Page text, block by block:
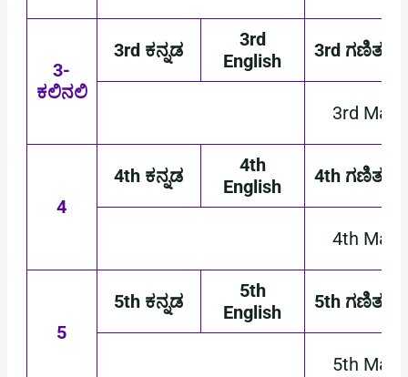
3-
ಕಲಿನಲಿ
3rd ಕನ್ನಡ
3rd
English
3rd ಗಣಿತ
3rd
4
4th ಕನ್ನಡ
4th
English
4th ಗಣಿತ
4th
5
5th ಕನ್ನಡ
5th
English
5th ಗಣಿತ
5th